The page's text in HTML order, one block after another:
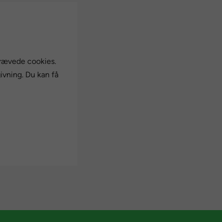
cookies.
Du kan få